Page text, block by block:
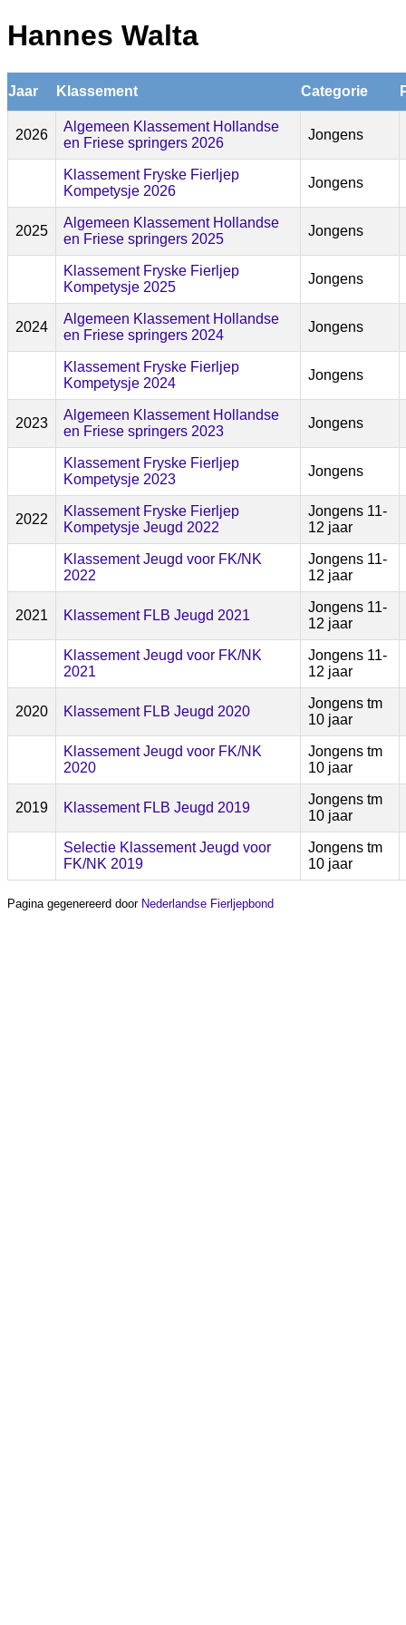
Hannes Walta
Jaar Klassement Categorie
2026
Algemeen Klassement Hollandse
en Friese springers 2026
Jongens
Klassement Fryske Fierljep
Kompetysje 2026
Jongens
2025
Algemeen Klassement Hollandse
en Friese springers 2025
Jongens
Klassement Fryske Fierljep
Kompetysje 2025
Jongens
2024
Algemeen Klassement Hollandse
en Friese springers 2024
Jongens
Klassement Fryske Fierljep
Kompetysje 2024
Jongens
2023
Algemeen Klassement Hollandse
en Friese springers 2023
Jongens
Klassement Fryske Fierljep
Kompetysje 2023
Jongens
2022
Klassement Fryske Fierljep
Kompetysje Jeugd 2022
Jongens 11-
12 jaar
Klassement Jeugd voor FK/NK
2022
Jongens 11-
12 jaar
2021 Klassement FLB Jeugd 2021
Jongens 11-
12 jaar
Klassement Jeugd voor FK/NK
2021
Jongens 11-
12 jaar
2020 Klassement FLB Jeugd 2020
Jongens tm
10 jaar
Klassement Jeugd voor FK/NK
2020
Jongens tm
10 jaar
2019 Klassement FLB Jeugd 2019
Jongens tm
10 jaar
Selectie Klassement Jeugd voor
FK/NK 2019
Jongens tm
10 jaar
Pagina gegenereerd door Nederlandse Fierljepbond